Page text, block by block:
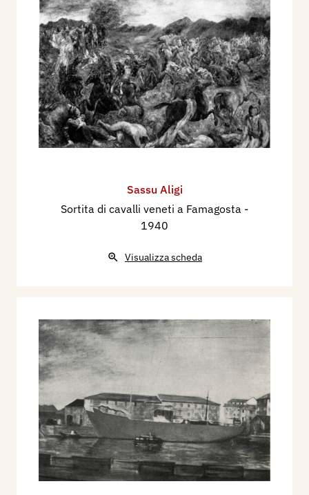
Sassu Aligi
Sortita di cavalli veneti a Famagosta -
1940
Visualizza scheda